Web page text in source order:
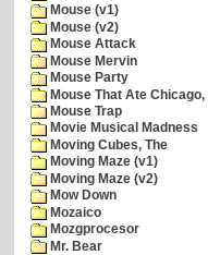
Mouse (v1)
Mouse (v2)
Mouse Attack
Mouse Mervin
Mouse Party
Mouse That Ate Chicago,
Mouse Trap
Movie Musical Madness
Moving Cubes, The
Moving Maze (v1)
Moving Maze (v2)
Mow Down
Mozaico
Mozgprocesor
Mr. Bear